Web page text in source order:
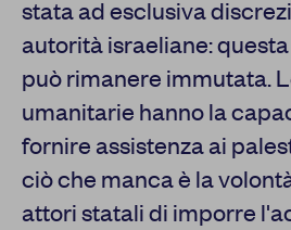
stata ad esclusiva
autorità israeliane:
può rimanere immutata.
umanitarie hanno la
fornire assistenza ai
ciò che manca è la
attori statali di imporre